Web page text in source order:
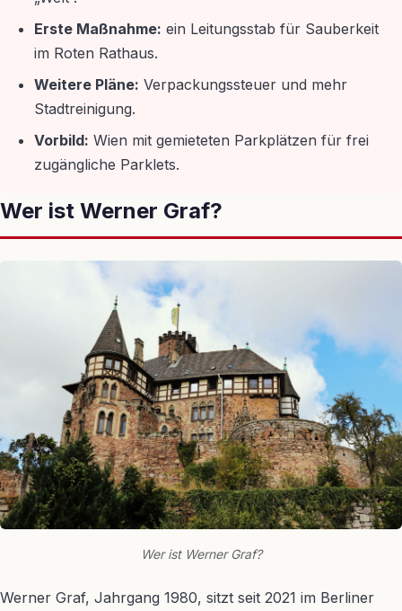
Erste Maßnahme: ein Leitungsstab für Sauberkeit
im Roten Rathaus.
Weitere Pläne: Verpackungssteuer und mehr
Stadtreinigung.
Vorbild: Wien mit gemieteten Parkplätzen für frei
zugängliche Parklets.
Wer ist Werner Graf?
Wer ist Werner Graf?
Werner Graf, Jahrgang 1980, sitzt seit 2021 im Berliner